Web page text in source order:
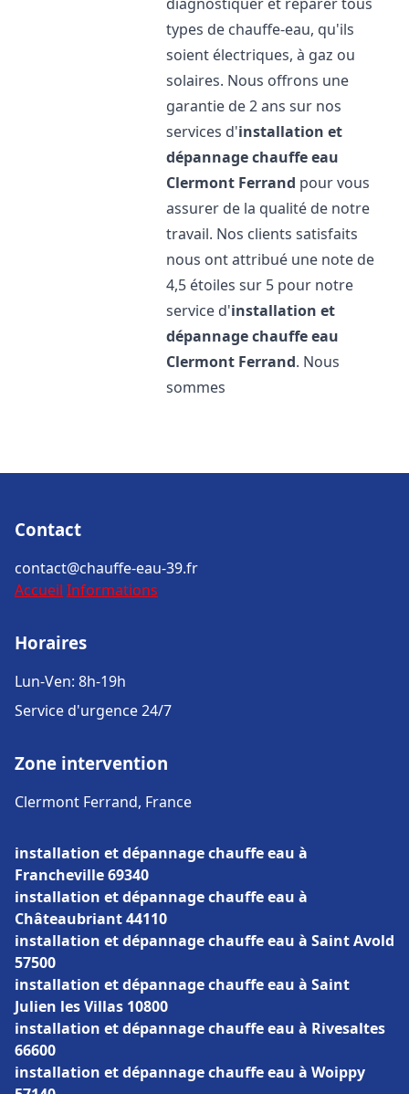
types de chauffe-eau, qu'ils
soient électriques, à gaz ou
solaires. Nous offrons une
garantie de 2 ans sur nos
services d'installation et
dépannage chauffe eau
Clermont Ferrand pour vous
assurer de la qualité de notre
travail. Nos clients satisfaits
nous ont attribué une note de
4,5 étoiles sur 5 pour notre
service d'installation et
dépannage chauffe eau
Clermont Ferrand. Nous
sommes
Contact
contact@chauffe-eau-39.fr
Accueil Informations
Horaires
Lun-Ven: 8h-19h
Service d'urgence 24/7
Zone intervention
Clermont Ferrand, France
installation et dépannage chauffe eau à
Francheville 69340
installation et dépannage chauffe eau à
Châteaubriant 44110
installation et dépannage chauffe eau à Saint Avold
57500
installation et dépannage chauffe eau à Saint
Julien les Villas 10800
installation et dépannage chauffe eau à Rivesaltes
66600
installation et dépannage chauffe eau à Woippy